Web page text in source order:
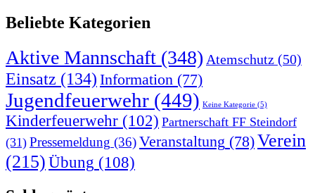
Beliebte Kategorien
Aktive Mannschaft (348) Atemschutz (50)
Einsatz (134) Information (77)
Jugendfeuerwehr (449) Keine Kategorie (5)
Kinderfeuerwehr (102) Partnerschaft FF Steindorf
(31) Pressemeldung (36)Veranstaltung (78)Verein
(215)Übung (108)